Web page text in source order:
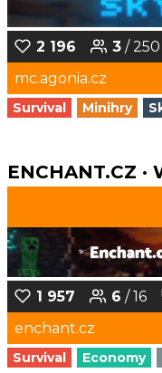
2 196 3 / 250
mc.agonia.cz
Survival Minihry
ENCHANT.CZ ·
1 957 6 / 16
enchant.cz
Survival Economy